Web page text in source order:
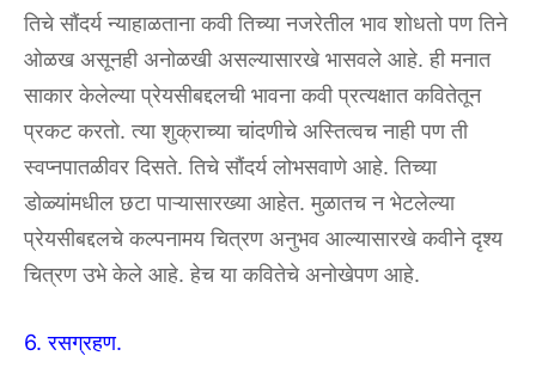
तिचे सौंदर्य न्याहाळताना कवी तिच्या नजरेतील भाव शोधतो पण तिने
ओळख असूनही अनोळखी असल्यासारखे भासवले आहे. ही मनात
साकार केलेल्या प्रेयसीबद्दलची भावना कवी प्रत्यक्षात कवितेतून
प्रकट करतो. त्या शुक्राच्या चांदणीचे अस्तित्वच नाही पण ती
स्वप्नपातळीवर दिसते. तिचे सौंदर्य लोभसवाणे आहे. तिच्या
डोळ्यांमधील छटा पाऱ्यासारख्या आहेत. मुळातच न भेटलेल्या
प्रेयसीबद्दलचे कल्पनामय चित्रण अनुभव आल्यासारखे कवीने दृश्य
चित्रण उभे केले आहे. हेच या कवितेचे अनोखेपण आहे.
6. रसग्रहण.